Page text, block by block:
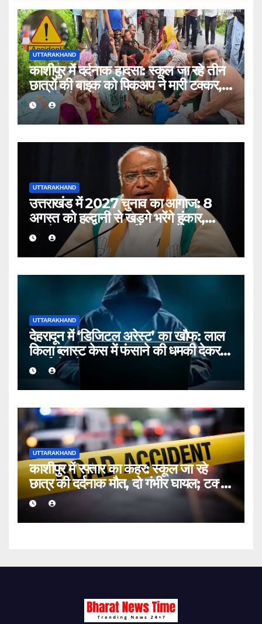
UTTARAKHAND
काशीपुर में दर्दनाक हादसा: स्कूल जा रहे तीन
छात्रों की बाइक को पिकअप ने मारी टक्कर,
एक की मौत, दो घायल
UTTARAKHAND
उत्तराखंड में 2027 चुनाव का आगाज: 8
अगस्त को हल्द्वानी से खड़गे भरेंगे हुंकार,
कांग्रेस का शक्ति प्रदर्शन
UTTARAKHAND
देहरादून में ‘डिजिटल अरेस्ट’ का खौफ: लाल
किला ब्लास्ट केस में फंसाने की धमकी देकर
बुजुर्ग से ठगे ₹13 लाख
UTTARAKHAND
काशीपुर में रफ्तार का कहर: स्कूल जा रहे
छात्र की दर्दनाक मौत, दो गंभीर घायल; टक्कर
मारकर चालक फरार